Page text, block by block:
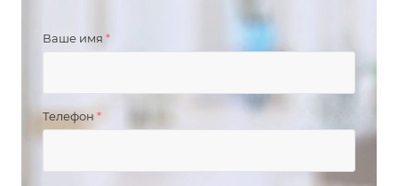
Ваше имя *
Телефон *